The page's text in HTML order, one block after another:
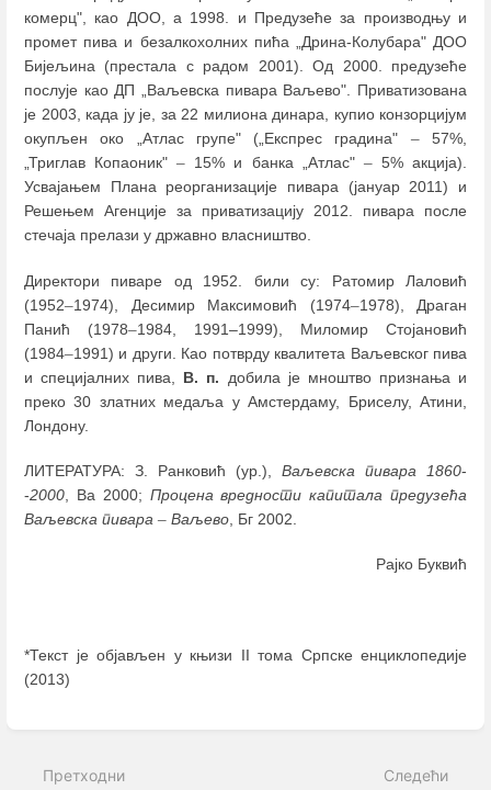
комерц", као ДОО, а 1998. и Предузеће за производњу и
промет пива и безалкохолних пића „Дрина-Колубара" ДОО
Бијељина (престала с радом 2001). Од 2000. предузеће
послује као ДП „Ваљевска пивара Ваљево". Приватизована
је 2003, када ју је, за 22 милиона динара, купио конзорцијум
окупљен око „Атлас групе" („Експрес градина" –57%,
„Триглав Копаоник"– 15% и банка „Атлас" –5% акција).
Усвајањем Плана реорганизације пивара (јануар 2011) и
Решењем Агенције за приватизацију 2012. пивара после
стечаја прелази у државно власништво.
Директори пиваре од 1952. били су: Ратомир Лаловић
(1952–1974), Десимир Максимовић (1974–1978), Драган
Панић (1978–1984, 1991–1999), Миломир Стојановић
(1984–1991) и други. Као потврду квалитета Ваљевског пива
и специјалних пива, В. п. добила је мноштво признања и
преко 30 златних медаља у Амстердаму, Бриселу, Атини,
Лондону.
ЛИТЕРАТУРА: З. Ранковић (ур.), Ваљевска пивара 1860-
-2000 , Ва 2000; Процена вредности капитала предузећа
Ваљевска пивара – Ваљево , Бг 2002.
Рајко Буквић
*Текст је објављен у књизи II тома Српске енциклопедије
(2013)
mode
Претходни Следећи